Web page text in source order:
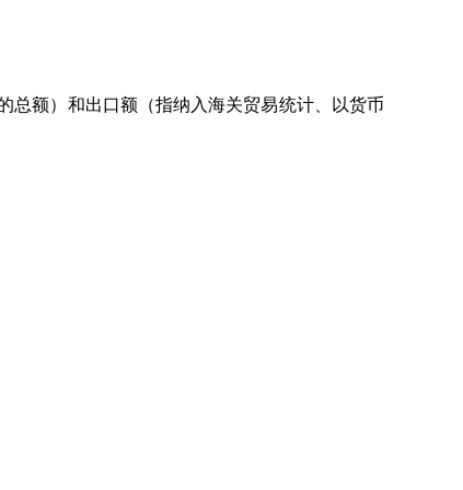
总额）和出口额（指纳入海关贸易统计、以货币